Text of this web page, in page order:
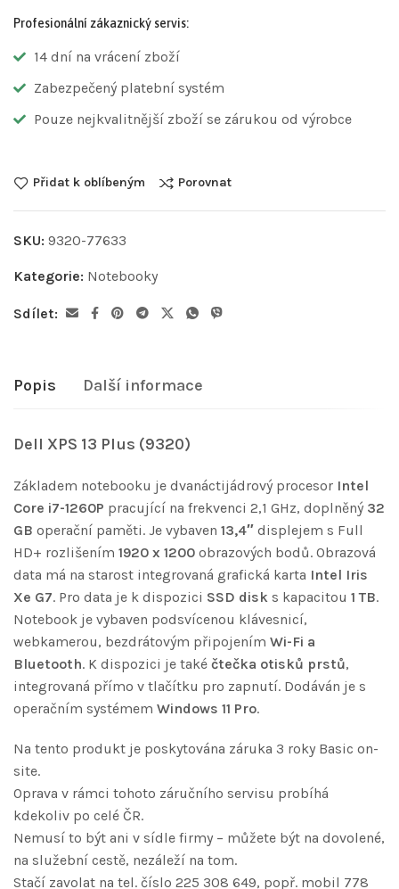
Profesionální zákaznický servis:
14 dní na vrácení zboží
Zabezpečený platební systém
Pouze nejkvalitnější zboží se zárukou od výrobce
Přidat k oblíbeným Porovnat
SKU: 9320-77633
Kategorie: Notebooky
Sdílet:
Popis Další informace
Dell XPS 13 Plus (9320)
Základem notebooku je dvanáctijádrový procesor Intel
Core i7-1260P pracující na frekvenci 2,1 GHz, doplněný 32
GB operační paměti. Je vybaven 13,4″ displejem s Full
HD+ rozlišením 1920 x 1200 obrazových bodů. Obrazová
data má na starost integrovaná grafická karta Intel Iris
Xe G7. Pro data je k dispozici SSD disk s kapacitou 1 TB.
Notebook je vybaven podsvícenou klávesnicí,
webkamerou, bezdrátovým připojením Wi-Fi a
Bluetooth. K dispozici je také čtečka otisků prstů,
integrovaná přímo v tlačítku pro zapnutí. Dodáván je s
operačním systémem Windows 11 Pro.
Na tento produkt je poskytována záruka 3 roky Basic on-
site.
Oprava v rámci tohoto záručního servisu probíhá
kdekoliv po celé ČR.
Nemusí to být ani v sídle firmy – můžete být na dovolené,
na služební cestě, nezáleží na tom.
Stačí zavolat na tel. číslo 225 308 649, popř. mobil 778